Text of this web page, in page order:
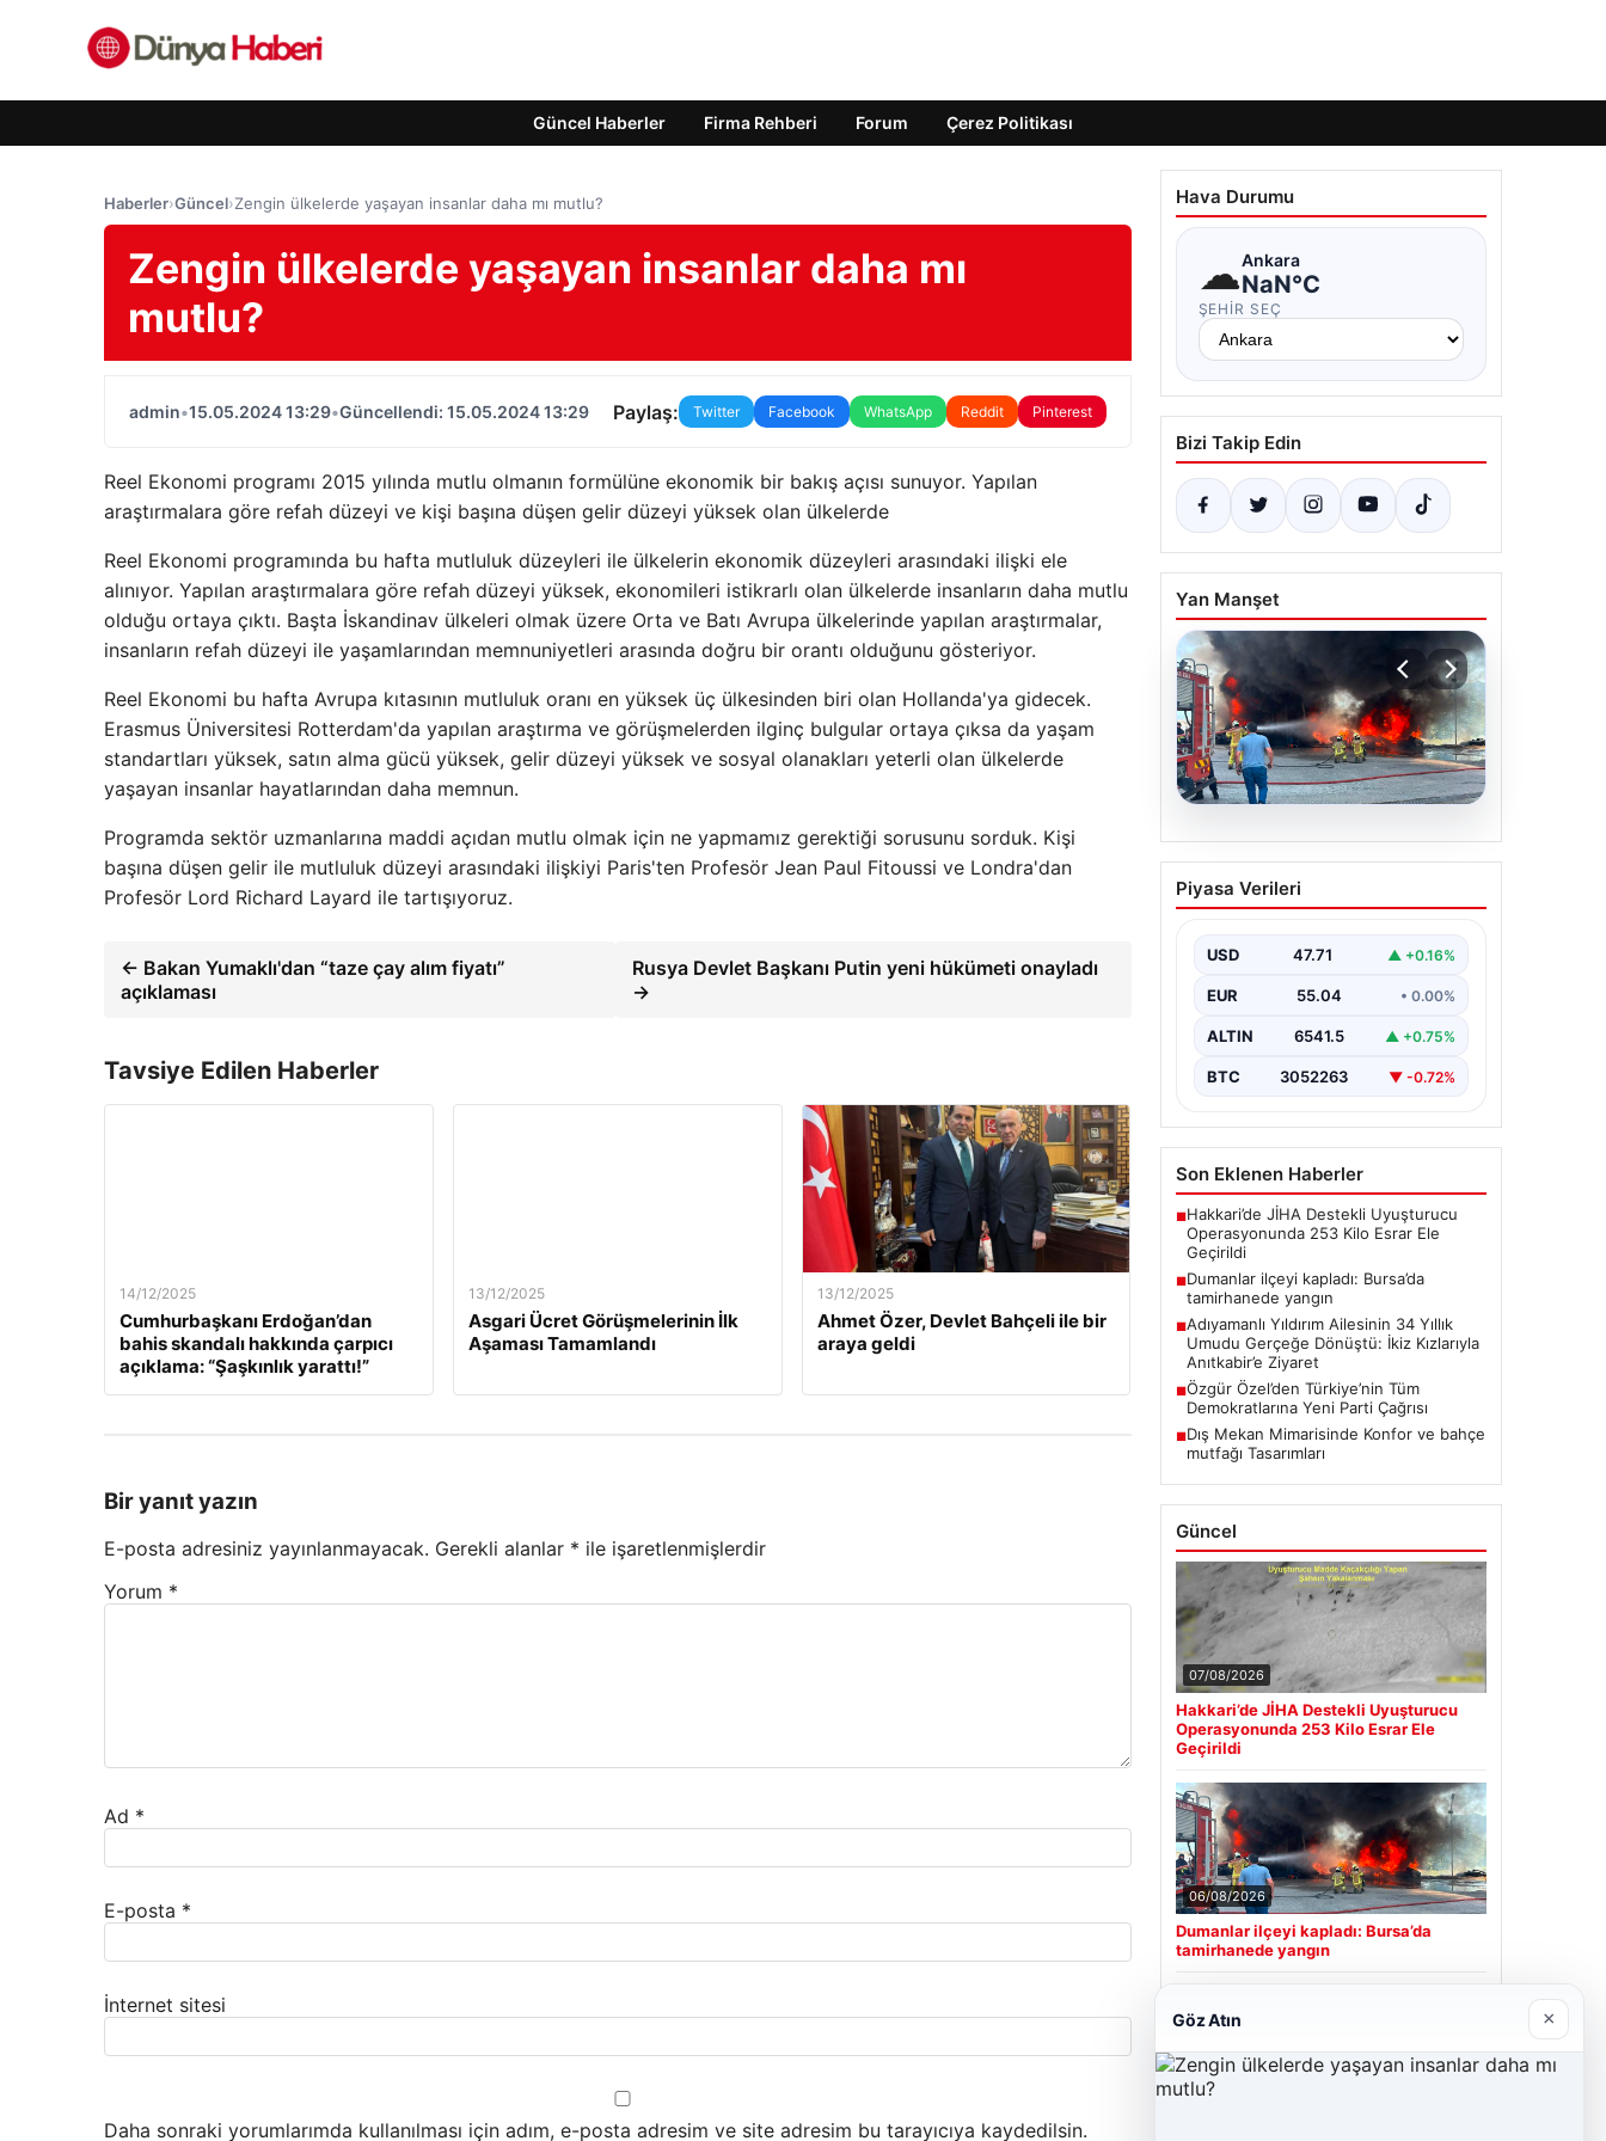
Güncel Haberler Firma Rehberi Forum Çerez Politikası
Haberler›Güncel›Zengin ülkelerde yaşayan insanlar daha mı mutlu?
Zengin ülkelerde yaşayan insanlar daha mı
mutlu?
admin•15.05.2024 13:29•Güncellendi: 15.05.2024 13:29 Paylaş: Twitter Facebook WhatsApp Reddit Pinterest
Reel Ekonomi programı 2015 yılında mutlu olmanın formülüne ekonomik bir bakış açısı sunuyor. Yapılan
araştırmalara göre refah düzeyi ve kişi başına düşen gelir düzeyi yüksek olan ülkelerde
Reel Ekonomi programında bu hafta mutluluk düzeyleri ile ülkelerin ekonomik düzeyleri arasındaki ilişki ele
alınıyor. Yapılan araştırmalara göre refah düzeyi yüksek, ekonomileri istikrarlı olan ülkelerde insanların daha mutlu
olduğu ortaya çıktı. Başta İskandinav ülkeleri olmak üzere Orta ve Batı Avrupa ülkelerinde yapılan araştırmalar,
insanların refah düzeyi ile yaşamlarından memnuniyetleri arasında doğru bir orantı olduğunu gösteriyor.
Reel Ekonomi bu hafta Avrupa kıtasının mutluluk oranı en yüksek üç ülkesinden biri olan Hollanda'ya gidecek.
Erasmus Üniversitesi Rotterdam'da yapılan araştırma ve görüşmelerden ilginç bulgular ortaya çıksa da yaşam
standartları yüksek, satın alma gücü yüksek, gelir düzeyi yüksek ve sosyal olanakları yeterli olan ülkelerde
yaşayan insanlar hayatlarından daha memnun.
Programda sektör uzmanlarına maddi açıdan mutlu olmak için ne yapmamız gerektiği sorusunu sorduk. Kişi
başına düşen gelir ile mutluluk düzeyi arasındaki ilişkiyi Paris'ten Profesör Jean Paul Fitoussi ve Londra'dan
Profesör Lord Richard Layard ile tartışıyoruz.
← Bakan Yumaklı'dan “taze çay alım fiyatı”
açıklaması
Rusya Devlet Başkanı Putin yeni hükümeti onayladı
→
Tavsiye Edilen Haberler
14/12/2025
Cumhurbaşkanı Erdoğan’dan
bahis skandalı hakkında çarpıcı
açıklama: “Şaşkınlık yarattı!”
13/12/2025
Asgari Ücret Görüşmelerinin İlk
Aşaması Tamamlandı
13/12/2025
Ahmet Özer, Devlet Bahçeli ile bir
araya geldi
Bir yanıt yazın
E-posta adresiniz yayınlanmayacak. Gerekli alanlar * ile işaretlenmişlerdir
Yorum *
Ad *
E-posta *
İnternet sitesi
Daha sonraki yorumlarımda kullanılması için adım, e-posta adresim ve site adresim bu tarayıcıya kaydedilsin.
Hava Durumu
☁Ankara
NaN°C
ŞEHIR SEÇ
Bizi Takip Edin
Yan Manşet
06.08.2026
Dumanlar ilçeyi kapladı:
Bursa’da tamirhanede
Piyasa Verileri
USD 47.71 ▲ +0.16%
EUR 55.04 • 0.00%
ALTIN 6541.5 ▲ +0.75%
BTC 3052263 ▼ -0.72%
Son Eklenen Haberler
■Hakkari’de JİHA Destekli Uyuşturucu
Operasyonunda 253 Kilo Esrar Ele
Geçirildi
■Dumanlar ilçeyi kapladı: Bursa’da
tamirhanede yangın
■Adıyamanlı Yıldırım Ailesinin 34 Yıllık
Umudu Gerçeğe Dönüştü: İkiz Kızlarıyla
Anıtkabir’e Ziyaret
■Özgür Özel’den Türkiye’nin Tüm
Demokratlarına Yeni Parti Çağrısı
■Dış Mekan Mimarisinde Konfor ve bahçe
mutfağı Tasarımları
Güncel
07/08/2026
Hakkari’de JİHA Destekli Uyuşturucu
Operasyonunda 253 Kilo Esrar Ele
Geçirildi
06/08/2026
Dumanlar ilçeyi kapladı: Bursa’da
tamirhanede yangın
Son Eklenen Firmalar
Göz Atın ×